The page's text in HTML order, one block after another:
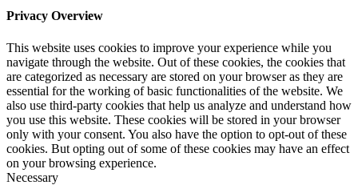
Privacy Overview
This website uses cookies to improve your experience while you
navigate through the website. Out of these cookies, the cookies that
are categorized as necessary are stored on your browser as they are
essential for the working of basic functionalities of the website. We
also use third-party cookies that help us analyze and understand how
you use this website. These cookies will be stored in your browser
only with your consent. You also have the option to opt-out of these
cookies. But opting out of some of these cookies may have an effect
on your browsing experience.
Necessary